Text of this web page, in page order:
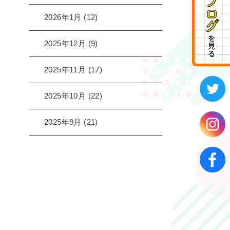
2026年1月 (12)
2025年12月 (9)
2025年11月 (17)
2025年10月 (22)
2025年9月 (21)